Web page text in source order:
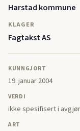
Harstad kommune
KLAGER
Fagtakst AS
KUNNGJORT
19. januar 2004
VERDI
ikke spesifisert i
ART